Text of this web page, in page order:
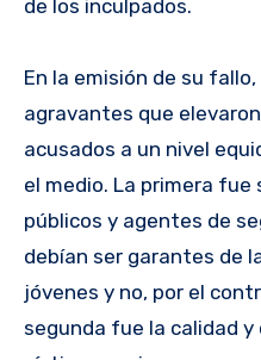
de los inculpados.
En la emisión de su
agravantes que
acusados a un nivel
el medio. La primera
públicos y agentes de
debían ser garantes de
jóvenes y no, por el
segunda fue la calidad